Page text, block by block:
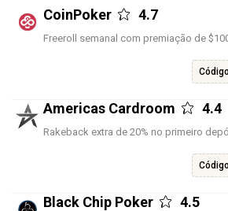
CoinPoker 4.7
Freeroll semanal com premiação de
Código
Americas Cardroom 4.4
Rakeback extra de 20% no primeiro
Código
Black Chip Poker 4.5